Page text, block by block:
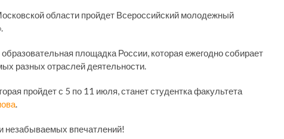
области пройдет Всероссийский молодежный
площадка России, которая ежегодно собирает
разных отраслей деятельности.
пройдет с 5 по 11 июля, станет студентка факультета
.
незабываемых впечатлений!